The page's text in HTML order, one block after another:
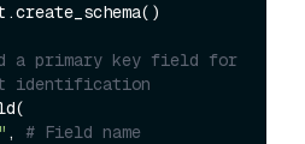
a primary key field for
identification
, # Field name